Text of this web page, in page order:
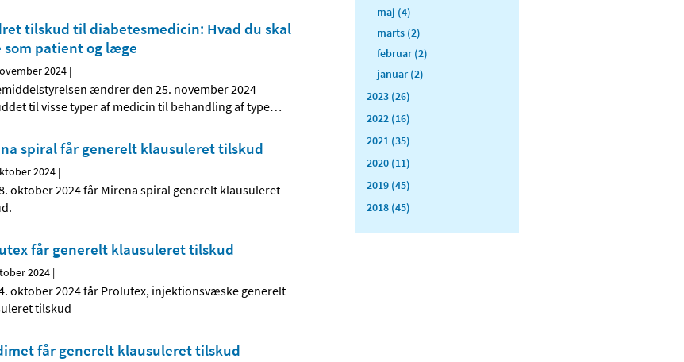
tilskud til diabetesmedicin: Hvad du skal
som patient og læge
2024 |
ændrer den 25. november 2024
til visse typer af medicin til behandling af type…
spiral får generelt klausuleret tilskud
2024 |
oktober 2024 får Mirena spiral generelt klausuleret
får generelt klausuleret tilskud
2024 |
oktober 2024 får Prolutex, injektionsvæske generelt
tilskud
får generelt klausuleret tilskud
maj (4)
marts (2)
februar (2)
januar (2)
2023 (26)
2022 (16)
2021 (35)
2020 (11)
2019 (45)
2018 (45)